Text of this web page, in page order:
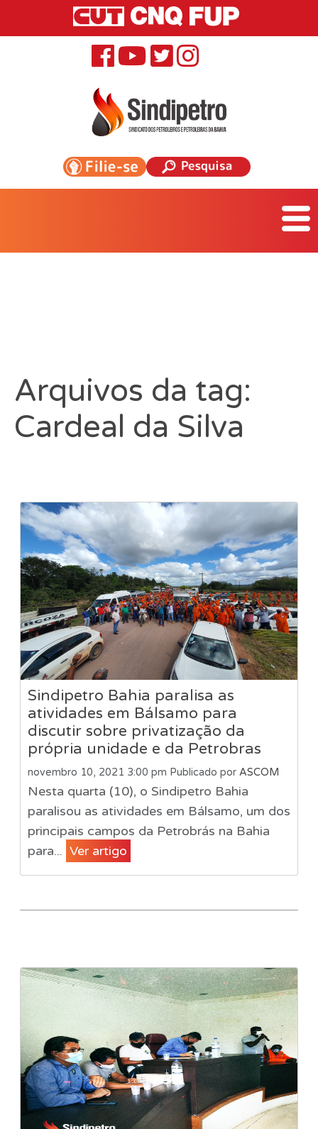
Arquivos da tag:
Cardeal da Silva
Sindipetro Bahia paralisa as
atividades em Bálsamo para
discutir sobre privatização da
própria unidade e da Petrobras
novembro 10, 2021 3:00 pm Publicado por ASCOM
Nesta quarta (10), o Sindipetro Bahia
paralisou as atividades em Bálsamo, um dos
principais campos da Petrobrás na Bahia
para... Ver artigo